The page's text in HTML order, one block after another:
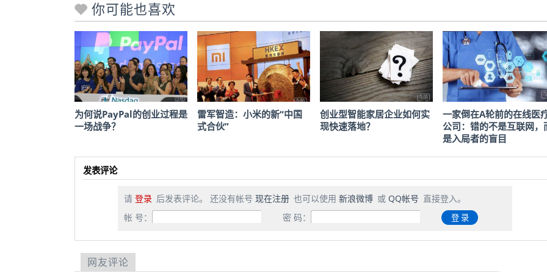
你可能也喜欢
为何说PayPal的创业过程是
一场战争？
雷军智造：小米的新“中国
式合伙”
创业型智能家居企业如何实
现快速落地？
一家倒在A轮前的在线医
公司：错的不是互联网，
是入局者的盲目
发表评论
请 登录 后发表评论。 还没有帐号 现在注册 也可以使用 新浪微博 或 QQ帐号 直接登入。
帐 号：
密 码：
网友评论